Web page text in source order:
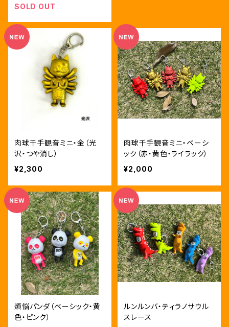
SOLD OUT
肉球千手観音ミニ・金（光
沢・つや消し）
¥2,300
肉球千手観音ミニ・ベーシ
ック（赤・黄色・ライラック）
¥2,000
煩悩パンダ（ベーシック・黄
色・ピンク）
ルンルンバ・ティラノサウル
スレース